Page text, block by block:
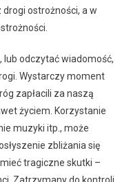
ostrożności, a w
lub odczytać wiadomość,
Wystarczy moment
zapłacili za naszą
życiem. Korzystanie
muzyki itp., może
zbliżania się
tragiczne skutki –
Zatrzymany do kontroli